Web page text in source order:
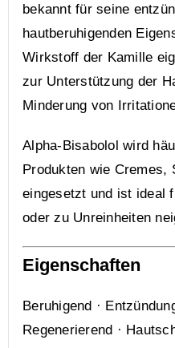
bekannt für seine
hautberuhigenden
Wirkstoff der Kamille
zur Unterstützung der
Minderung von
Alpha-Bisabolol wird
Produkten wie Cremes,
eingesetzt und ist ideal
oder zu Unreinheiten
Eigenschaften
Beruhigend ·
Regenerierend ·